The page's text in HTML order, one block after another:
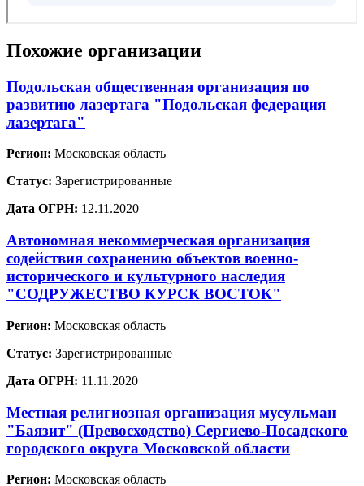
Похожие организации
Подольская общественная организация по
развитию лазертага "Подольская федерация
лазертага"
Регион: Московская область
Статус: Зарегистрированные
Дата ОГРН: 12.11.2020
Автономная некоммерческая организация
содействия сохранению объектов военно-
исторического и культурного наследия
"СОДРУЖЕСТВО КУРСК ВОСТОК"
Регион: Московская область
Статус: Зарегистрированные
Дата ОГРН: 11.11.2020
Местная религиозная организация мусульман
"Баязит" (Превосходство) Сергиево-Посадского
городского округа Московской области
Регион: Московская область